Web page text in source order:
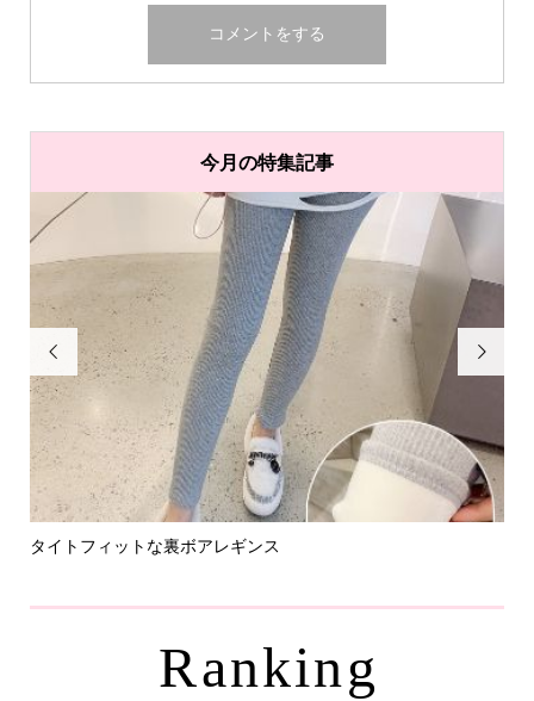
今月の特集記事

タイトフィットな裏ボアレギンス

Ranking